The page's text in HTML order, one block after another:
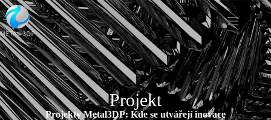
Projekt
Projekty Metal3DP: Kde se utvářejí inovace